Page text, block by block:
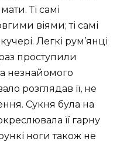
Ті самі
віями; ті самі
Легкі рум’янці
проступили
незнайомого
розглядав її, не
Сукня була на
її гарну
ноги також не